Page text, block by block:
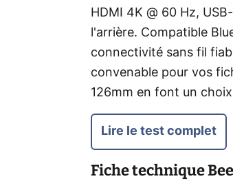
HDMI 4K @ 60 Hz,
l'arrière. Compatible
connectivité sans fil
convenable pour vos
126mm en font un
Lire le test complet
Fiche technique